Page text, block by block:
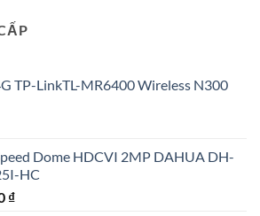
TP-LinkTL-MR6400 Wireless N300
Dome HDCVI 2MP DAHUA DH-
HC
₫